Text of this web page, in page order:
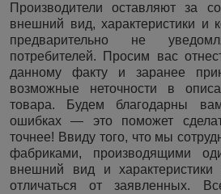
Производители оставляют за
внешний вид, характеристики и
предварительно не
потребителей. Просим вас
данному факту и заранее
возможные неточности в
товара. Будем благодарны
ошибках — это поможет
точнее! Ввиду того, что мы
фабриками, производящими
внешний вид и характеристики
отличаться от заявленных.